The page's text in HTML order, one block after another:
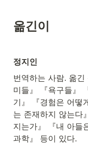
옮긴이
정지인
번역하는 사람. 옮
미들』 『욕구들』
기』 『경험은 어떻
는 존재하지 않는다
지는가』 『내 아들
과학』 등이 있다.